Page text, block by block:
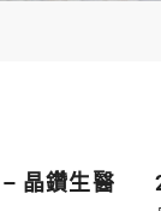
晶鑽生醫